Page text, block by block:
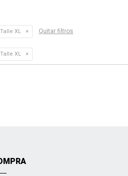
Talle XL Quitar filtros
Talle XL